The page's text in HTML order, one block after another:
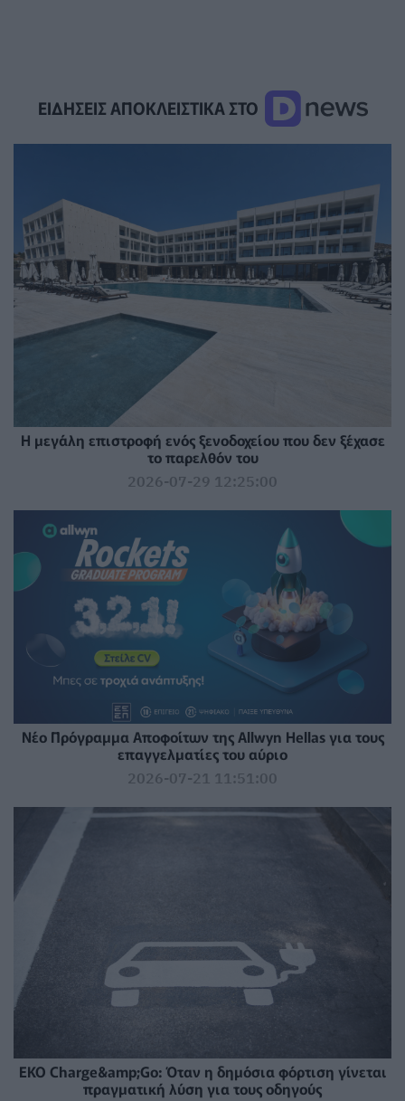
ΕΙΔΗΣΕΙΣ ΑΠΟΚΛΕΙΣΤΙΚΑ ΣΤΟ
Η μεγάλη επιστροφή ενός ξενοδοχείου που δεν ξέχασε
το παρελθόν του
2026-07-29 12:25:00
Νέο Πρόγραμμα Αποφοίτων της Allwyn Hellas για τους
επαγγελματίες του αύριο
2026-07-21 11:51:00
EKO Charge&amp;Go: Όταν η δημόσια φόρτιση γίνεται
πραγματική λύση για τους οδηγούς